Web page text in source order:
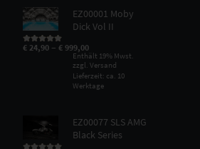
EZ00001 Moby
Dick Vol II
Bewertet mit
von 5
€ 24,90 –€ 999,00
Enthält 19% Mwst.
zzgl.Versand
Lieferzeit: ca. 10
Werktage
EZ00077 SLS AMG
Black Series